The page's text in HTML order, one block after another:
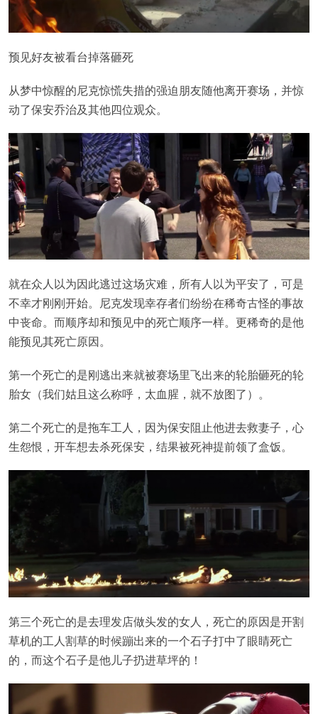
预见好友被看台掉落砸死
从梦中惊醒的尼克惊慌失措的强迫朋友随他离开赛场，并惊
动了保安乔治及其他四位观众。
就在众人以为因此逃过这场灾难，所有人以为平安了，可是
不幸才刚刚开始。尼克发现幸存者们纷纷在稀奇古怪的事故
中丧命。而顺序却和预见中的死亡顺序一样。更稀奇的是他
能预见其死亡原因。
第一个死亡的是刚逃出来就被赛场里飞出来的轮胎砸死的轮
胎女（我们姑且这么称呼，太血腥，就不放图了）。
第二个死亡的是拖车工人，因为保安阻止他进去救妻子，心
生怨恨，开车想去杀死保安，结果被死神提前领了盒饭。
第三个死亡的是去理发店做头发的女人，死亡的原因是开割
草机的工人割草的时候蹦出来的一个石子打中了眼睛死亡
的，而这个石子是他儿子扔进草坪的！